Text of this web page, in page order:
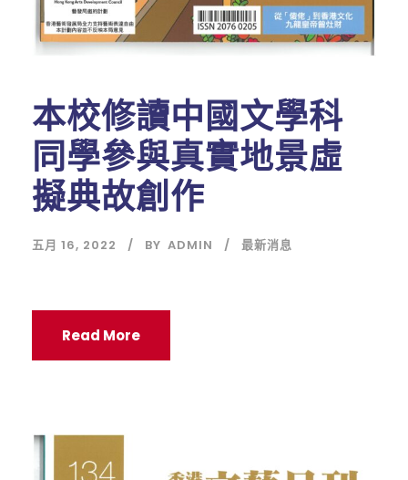
本校修讀中國文學科
同學參與真實地景虛
擬典故創作
五月 16, 2022 BY ADMIN 最新消息
Read More